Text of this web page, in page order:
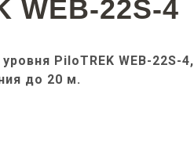
WEB-22S-4
PiloTREK WEB-22S-4,
до 20 м.